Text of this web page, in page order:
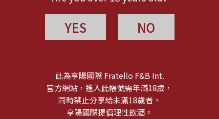
YES NO
此為亨陽國際 Fratello F&B Int.
官方網站，進入此帳號需年滿18歲，
同時禁止分享給未滿18歲者。
亨陽國際提倡理性飲酒。